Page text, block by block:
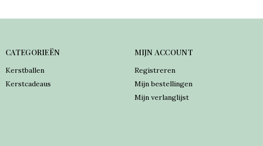
CATEGORIEËN
Kerstballen
Kerstcadeaus
MIJN ACCOUNT
Registreren
Mijn bestellingen
Mijn verlanglijst